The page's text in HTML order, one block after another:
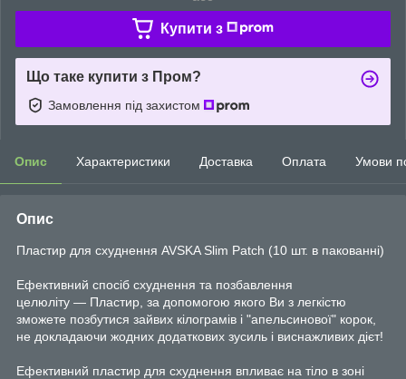
Купити з
Що таке купити з Пром?
Замовлення під захистом
Опис Характеристики Доставка Оплата Умови
Опис
Пластир для схуднення AVSKA Slim Patch (10 шт. в пакованні)
Ефективний спосіб схуднення та позбавлення
целюліту ― Пластир, за допомогою якого Ви з легкістю
зможете позбутися зайвих кілограмів і "апельсинової" корок,
не докладаючи жодних додаткових зусиль і виснажливих дієт!
Ефективний пластир для схуднення впливає на тіло в зоні